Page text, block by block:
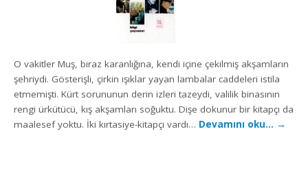
O vakitler Muş, biraz karanlığına, kendi içine çekilmiş akşamların
şehriydi. Gösterişli, çirkin ışıklar yayan lambalar caddeleri istila
etmemişti. Kürt sorununun derin izleri tazeydi, valilik binasının
rengi ürkütücü, kış akşamları soğuktu. Dişe dokunur bir kitapçı da
maalesef yoktu. İki kırtasiye-kitapçı vardı… Devamını oku… →